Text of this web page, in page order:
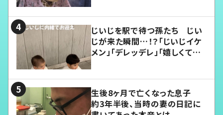
じいじを駅で待つ孫たち じい
じが来た瞬間…！？「じいじイケ
メン」「デレッデレ」「嬉しくて可
生後8ヶ月で亡くなった息子
約3年半後、当時の妻の日記に